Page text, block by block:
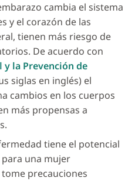
cambia el sistema
y el corazón de las
tienen más riesgo de
De acuerdo con
y la Prevención de
siglas en inglés) el
cambios en los cuerpos
más propensas a
tiene el potencial
una mujer
precauciones